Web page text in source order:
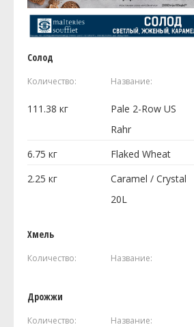
Солод
Количество: Название:
111.38 кг
Pale 2-Row US
Rahr
6.75 кг Flaked Wheat
2.25 кг
Caramel / Crystal
20L
Хмель
Количество: Название:
Дрожжи
Количество: Название: